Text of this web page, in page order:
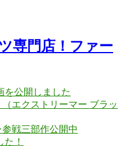
専門店！ファー
を公開しました
エクストリーマー ブラッ
戦三部作公開中
！